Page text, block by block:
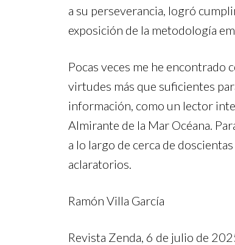
a su perseverancia, logró
exposición de la metodología
Pocas veces me he encontrado
virtudes más que suficientes
información, como un lector
Almirante de la Mar Océana.
a lo largo de cerca de
aclaratorios.
Ramón Villa García
Revista Zenda, 6 de julio de